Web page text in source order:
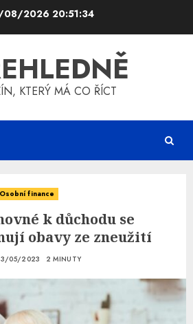
08/2026 20:51:34
KTERÝ MÁ CO ŘÍCT
Osobní finance
k důchodu se
obavy ze zneužití
05/2023 2 MINUTY